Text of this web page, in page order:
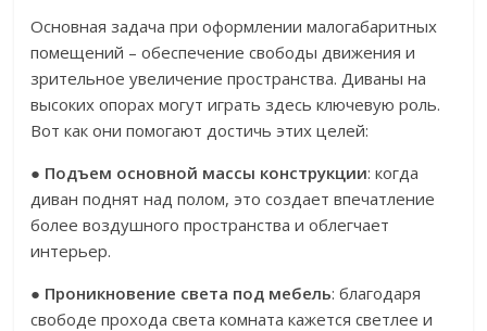
Основная задача при оформлении малогабаритных
помещений – обеспечение свободы движения и
зрительное увеличение пространства. Диваны на
высоких опорах могут играть здесь ключевую роль.
Вот как они помогают достичь этих целей:
● Подъем основной массы конструкции: когда
диван поднят над полом, это создает впечатление
более воздушного пространства и облегчает
интерьер.
● Проникновение света под мебель: благодаря
свободе прохода света комната кажется светлее и